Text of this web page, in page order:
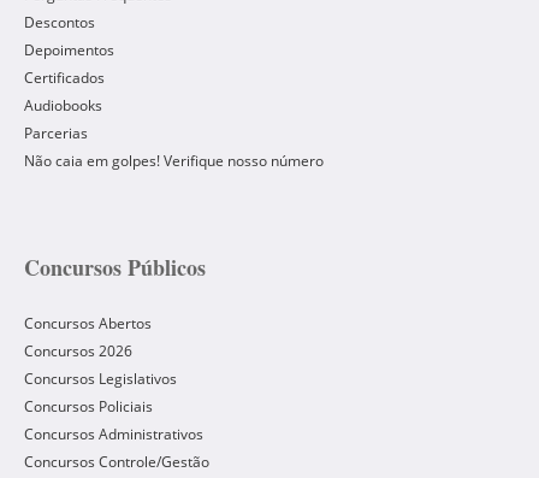
Descontos
Depoimentos
Certificados
Audiobooks
Parcerias
Não caia em golpes! Verifique nosso número
Concursos Públicos
Concursos Abertos
Concursos 2026
Concursos Legislativos
Concursos Policiais
Concursos Administrativos
Concursos Controle/Gestão